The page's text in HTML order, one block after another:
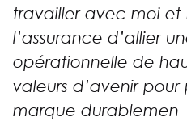
travailler avec moi et
l’assurance d’allier
opérationnelle de
valeurs d’avenir pour
marque durablemen